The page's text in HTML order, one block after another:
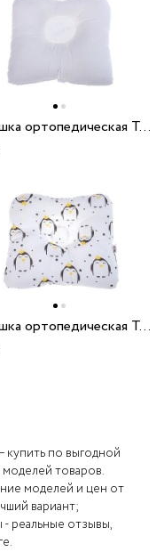
Подушка ортопедическая Тутси для новорожденных белый
Подушка ортопедическая Тутси для новорожденных Королевский пингвин
купить по выгодной
моделей товаров.
моделей и цен от
вариант;
- реальные отзывы,